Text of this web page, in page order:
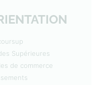
Supérieures
de commerce